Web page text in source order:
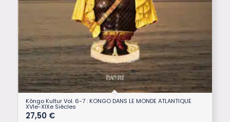
Kôngo Kultur Vol. 6-7 : KONGO DANS LE MONDE ATLANTIQUE
XVIe-XIXe Siècles
27,50 €